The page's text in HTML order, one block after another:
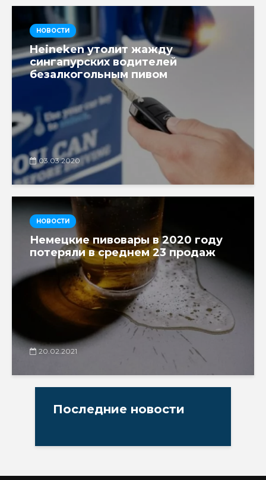
НОВОСТИ
Heineken утолит жажду
сингапурских водителей
безалкогольным пивом
03.03.2020
НОВОСТИ
Немецкие пивовары в 2020 году
потеряли в среднем 23 продаж
20.02.2021
Последние новости